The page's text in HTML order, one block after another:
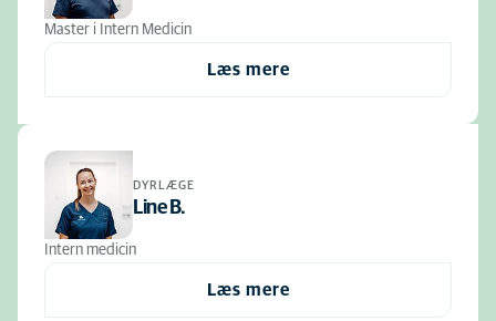
Master i Intern Medicin
Læs mere
DYRLÆGE
Line B.
Intern medicin
Læs mere